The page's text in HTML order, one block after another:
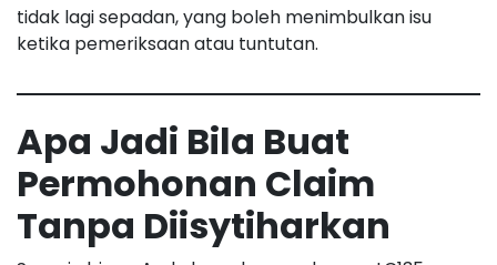
tidak lagi sepadan, yang boleh menimbulkan isu
ketika pemeriksaan atau tuntutan.
Apa Jadi Bila Buat
Permohonan Claim
Tanpa Diisytiharkan